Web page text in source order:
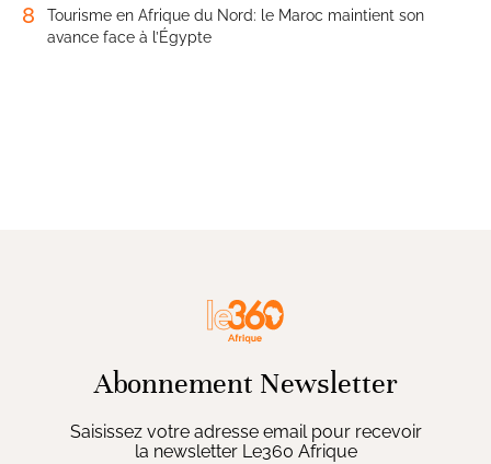
8
Tourisme en Afrique du Nord: le Maroc maintient son
avance face à l’Égypte
Abonnement Newsletter
Saisissez votre adresse email pour recevoir
la newsletter Le360 Afrique